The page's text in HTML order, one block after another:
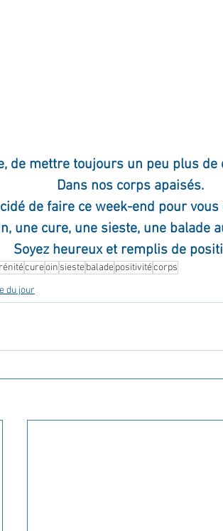
de mettre toujours un peu plus de
Dans nos corps apaisés.
de faire ce week-end pour
une cure, une sieste, une balade
Soyez heureux et remplis de
cureoin siestebaladepositivitécorps
du jour